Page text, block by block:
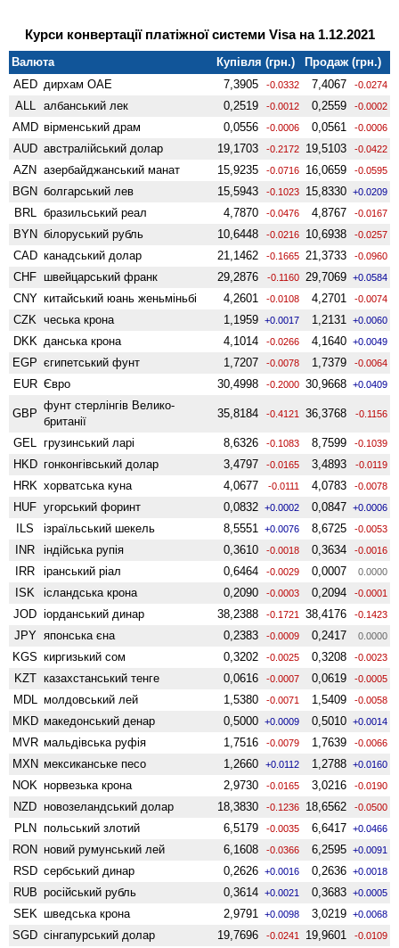
Курси конвертації платіжної системи Visa на 1.12.2021
Валюта Купівля (грн.)
Продаж (грн.)
AED дирхам ОАЕ 7,3905 -0.0332 7,4067 -0.0274
ALL албанський лек 0,2519 -0.0012 0,2559 -0.0002
AMD вiрменський драм 0,0556 -0.0006 0,0561 -0.0006
AUD австралійський долар 19,1703 -0.2172 19,5103 -0.0422
AZN азербайджанський манат 15,9235 -0.0716 16,0659 -0.0595
BGN болгарський лев 15,5943 -0.1023 15,8330 +0.0209
BRL бразильський реал 4,7870 -0.0476 4,8767 -0.0167
BYN білоруський рубль 10,6448 -0.0216 10,6938 -0.0257
CAD канадський долар 21,1462 -0.1665 21,3733 -0.0960
CHF швейцарський франк 29,2876 -0.1160 29,7069 +0.0584
CNY китайський юань женьмiньбi 4,2601 -0.0108 4,2701 -0.0074
CZK чеська крона 1,1959 +0.0017 1,2131 +0.0060
DKK данська крона 4,1014 -0.0266 4,1640 +0.0049
EGP єгипетський фунт 1,7207 -0.0078 1,7379 -0.0064
EUR Євро 30,4998 -0.2000 30,9668 +0.0409
GBP
фунт стерлінгів Велико­
британії
35,8184 -0.4121 36,3768 -0.1156
GEL грузинський ларі 8,6326 -0.1083 8,7599 -0.1039
HKD гонконгівський долар 3,4797 -0.0165 3,4893 -0.0119
HRK хорватська куна 4,0677 -0.0111 4,0783 -0.0078
HUF угорський форинт 0,0832 +0.0002 0,0847 +0.0006
ILS ізраїльський шекель 8,5551 +0.0076 8,6725 -0.0053
INR індійська рупія 0,3610 -0.0018 0,3634 -0.0016
IRR іранський ріал 0,6464 -0.0029 0,0007 0.0000
ISK ісландська крона 0,2090 -0.0003 0,2094 -0.0001
JOD іорданський динар 38,2388 -0.1721 38,4176 -0.1423
JPY японська єна 0,2383 -0.0009 0,2417 0.0000
KGS киргизький сом 0,3202 -0.0025 0,3208 -0.0023
KZT казахстанський тенге 0,0616 -0.0007 0,0619 -0.0005
MDL молдовський лей 1,5380 -0.0071 1,5409 -0.0058
MKD македонський денар 0,5000 +0.0009 0,5010 +0.0014
MVR мальдівська руфія 1,7516 -0.0079 1,7639 -0.0066
MXN мексиканське песо 1,2660 +0.0112 1,2788 +0.0160
NOK норвезька крона 2,9730 -0.0165 3,0216 -0.0190
NZD ново­зеландський долар 18,3830 -0.1236 18,6562 -0.0500
PLN польський злотий 6,5179 -0.0035 6,6417 +0.0466
RON новий румунський лей 6,1608 -0.0366 6,2595 +0.0091
RSD сербський динар 0,2626 +0.0016 0,2636 +0.0018
RUB російський рубль 0,3614 +0.0021 0,3683 +0.0005
SEK шведська крона 2,9791 +0.0098 3,0219 +0.0068
SGD сінгапурський долар 19,7696 -0.0241 19,9601 -0.0109